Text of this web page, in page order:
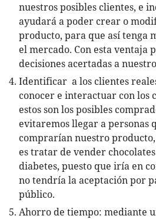
nuestros posibles clientes, e
ayudará a poder crear o
producto, para que así tenga
el mercado. Con esta ventaja
decisiones acertadas a
Identificar a los clientes
conocer e interactuar con los
estos son los posibles
evitaremos llegar a personas
comprarían nuestro
es tratar de vender
diabetes, puesto que iría en
no tendría la aceptación por
público.
Ahorro de tiempo: mediante